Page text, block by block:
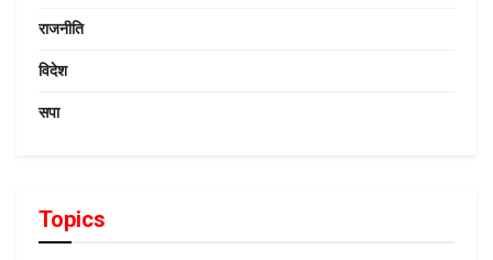
राजनीति
विदेश
सपा
Topics